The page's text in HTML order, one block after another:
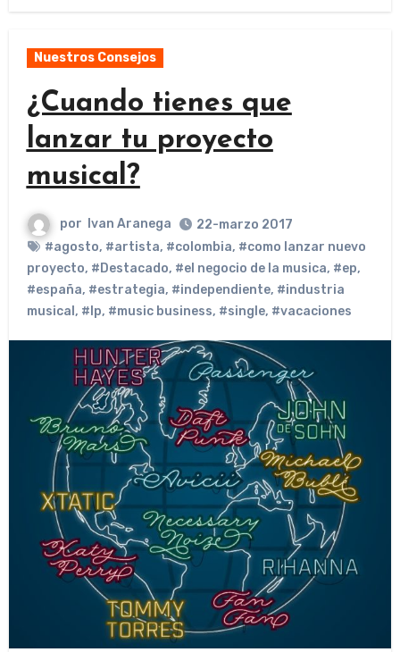
Nuestros Consejos
¿Cuando tienes que
lanzar tu proyecto
musical?
por Ivan Aranega
22-marzo 2017
#agosto, #artista, #colombia, #como lanzar nuevo
proyecto, #Destacado, #el negocio de la musica, #ep,
#españa, #estrategia, #independiente, #industria
musical , #lp, #music business, #single, #vacaciones